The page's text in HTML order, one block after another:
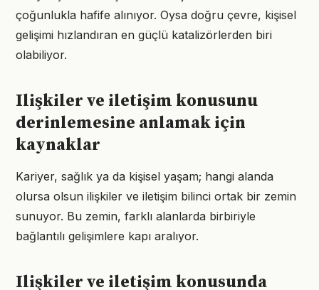
çoğunlukla hafife alınıyor. Oysa doğru çevre, kişisel
gelişimi hızlandıran en güçlü katalizörlerden biri
olabiliyor.
Ilişkiler ve iletişim konusunu
derinlemesine anlamak için
kaynaklar
Kariyer, sağlık ya da kişisel yaşam; hangi alanda
olursa olsun ilişkiler ve iletişim bilinci ortak bir zemin
sunuyor. Bu zemin, farklı alanlarda birbiriyle
bağlantılı gelişimlere kapı aralıyor.
Ilişkiler ve iletişim konusunda